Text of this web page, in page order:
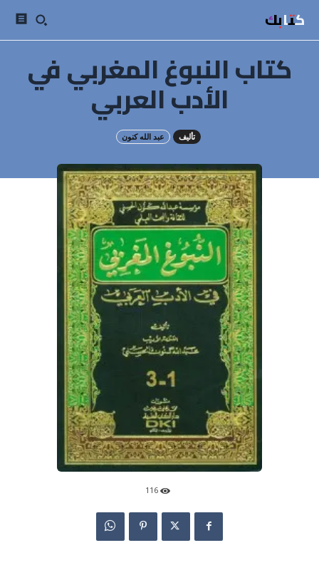
كتابك
كتاب النبوغ المغربي في
الأدب العربي
تأليف عبد الله كنون
116